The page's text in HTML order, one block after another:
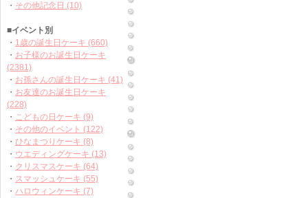
・ その他記念日 (10)
■イベント別
・ 1歳の誕生日ケーキ (660)
・ お子様のお誕生日ケーキ
(2381)
・ お孫さんの誕生日ケーキ (41)
・ お友達のお誕生日ケーキ
(228)
・ こどもの日ケーキ (9)
・ その他のイベント (122)
・ ひなまつりケーキ (8)
・ ウエディングケーキ (13)
・ クリスマスケーキ (64)
・ スマッシュケーキ (55)
・ ハロウィンケーキ (7)